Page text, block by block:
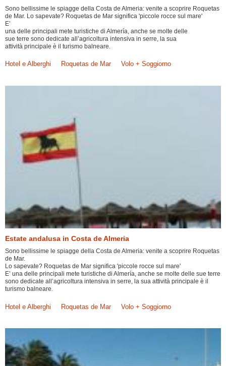
Sono bellissime le spiagge della Costa de Almeria: venite a scoprire Roquetas
de Mar. Lo sapevate? Roquetas de Mar significa 'piccole rocce sul mare'
E’
una delle principali mete turistiche di Almería, anche se molte delle
sue terre sono dedicate all’agricoltura intensiva in serre, la sua
attività principale è il turismo balneare.
Hotel e Alberghi Roquetas de Mar Volo + Soggiorno
Estate andalusa in Costa de Almeria
Sono bellissime le spiagge della Costa de Almeria: venite a scoprire Roquetas
de Mar.
Lo sapevate? Roquetas de Mar significa 'piccole rocce sul mare'
E’ una delle principali mete turistiche di Almería, anche se molte delle sue terre
sono dedicate all’agricoltura intensiva in serre, la sua attività principale è il
turismo balneare.
Hotel e Alberghi Roquetas de Mar Volo + Soggiorno